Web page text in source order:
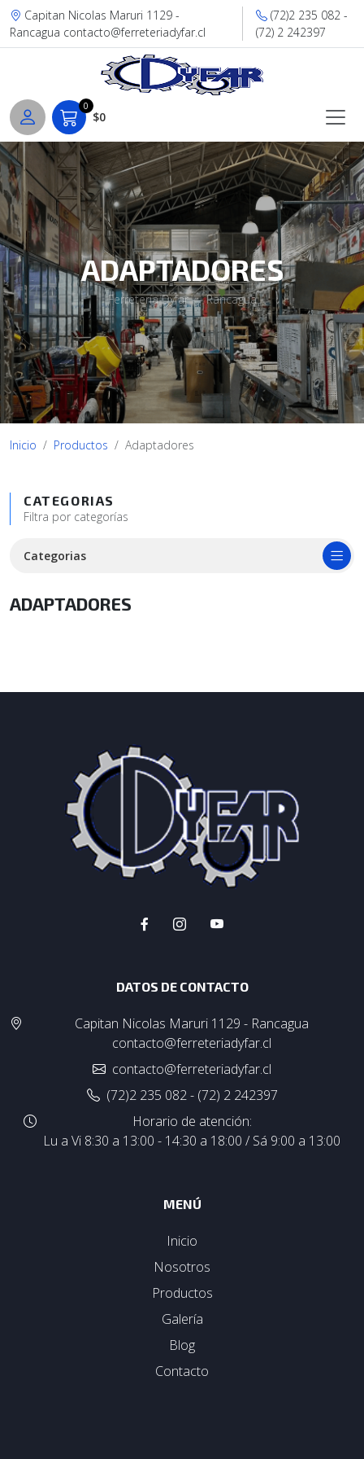
Capitan Nicolas Maruri 1129 -
Rancagua contacto@ferreteriadyfar.cl
(72)2 235 082 -
(72) 2 242397
0
$0
ADAPTADORES
Ferretería Dyfar — Rancagua
Inicio Productos Adaptadores
CATEGORIAS
Filtra por categorías
Categorias
ADAPTADORES
DATOS DE CONTACTO
Capitan Nicolas Maruri 1129 - Rancagua
contacto@ferreteriadyfar.cl
contacto@ferreteriadyfar.cl
(72)2 235 082 - (72) 2 242397
Horario de atención:
Lu a Vi 8:30 a 13:00 - 14:30 a 18:00 / Sá 9:00 a 13:00
MENÚ
Inicio
Nosotros
Productos
Galería
Blog
Contacto